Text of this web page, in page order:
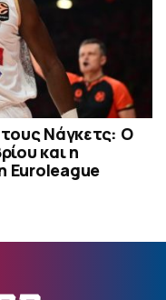
Νάγκετς: Ο
και η
Euroleague